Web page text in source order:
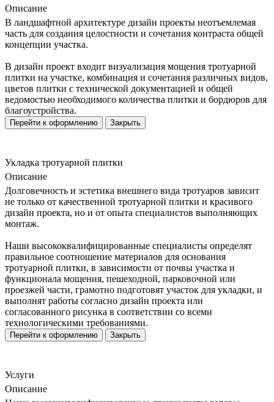
Описание
В ландшафтной архитектуре дизайн проекты неотъемлемая
часть для создания целостности и сочетания контраста общей
концепции участка.
В дизайн проект входит визуализация мощения тротуарной
плитки на участке, комбинация и сочетания различных видов,
цветов плитки с технической документацией и общей
ведомостью необходимого количества плитки и бордюров для
благоустройства.
Перейти к оформлению Закрыть
Укладка тротуарной плитки
Описание
Долговечность и эстетика внешнего вида тротуаров зависит
не только от качественной тротуарной плитки и красивого
дизайн проекта, но и от опыта специалистов выполняющих
монтаж.
Наши высококвалифицированные специалисты определят
правильное соотношение материалов для основания
тротуарной плитки, в зависимости от почвы участка и
функционала мощения, пешеходной, парковочной или
проезжей части, грамотно подготовят участок для укладки, и
выполнят работы согласно дизайн проекта или
согласованного рисунка в соответствии со всеми
технологическими требованиями.
Перейти к оформлению Закрыть
Услуги
Описание